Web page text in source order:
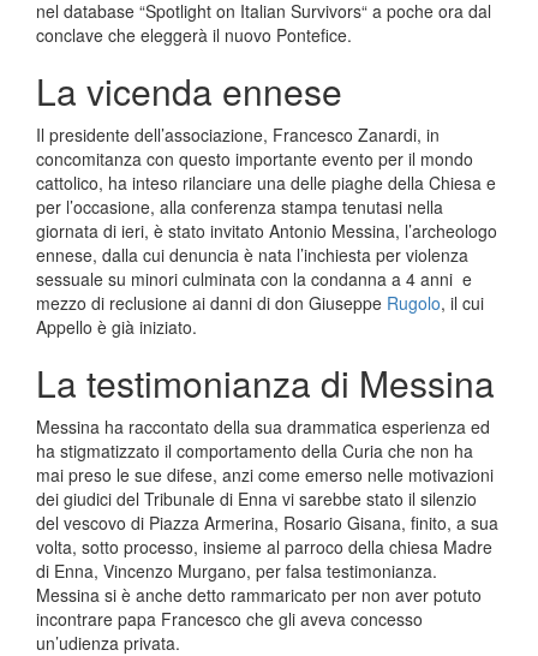
nel database “Spotlight on Italian Survivors“ a poche ora dal
conclave che eleggerà il nuovo Pontefice.
La vicenda ennese
Il presidente dell’associazione, Francesco Zanardi, in
concomitanza con questo importante evento per il mondo
cattolico, ha inteso rilanciare una delle piaghe della Chiesa e
per l’occasione, alla conferenza stampa tenutasi nella
giornata di ieri, è stato invitato Antonio Messina, l’archeologo
ennese, dalla cui denuncia è nata l’inchiesta per violenza
sessuale su minori culminata con la condanna a 4 anni e
mezzo di reclusione ai danni di don Giuseppe Rugolo, il cui
Appello è già iniziato.
La testimonianza di Messina
Messina ha raccontato della sua drammatica esperienza ed
ha stigmatizzato il comportamento della Curia che non ha
mai preso le sue difese, anzi come emerso nelle motivazioni
dei giudici del Tribunale di Enna vi sarebbe stato il silenzio
del vescovo di Piazza Armerina, Rosario Gisana, finito, a sua
volta, sotto processo, insieme al parroco della chiesa Madre
di Enna, Vincenzo Murgano, per falsa testimonianza.
Messina si è anche detto rammaricato per non aver potuto
incontrare papa Francesco che gli aveva concesso
un’udienza privata.